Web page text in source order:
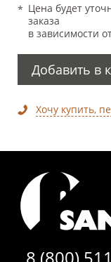
Цена будет
заказа
в зависимости
Добавить в
Хочу купить,